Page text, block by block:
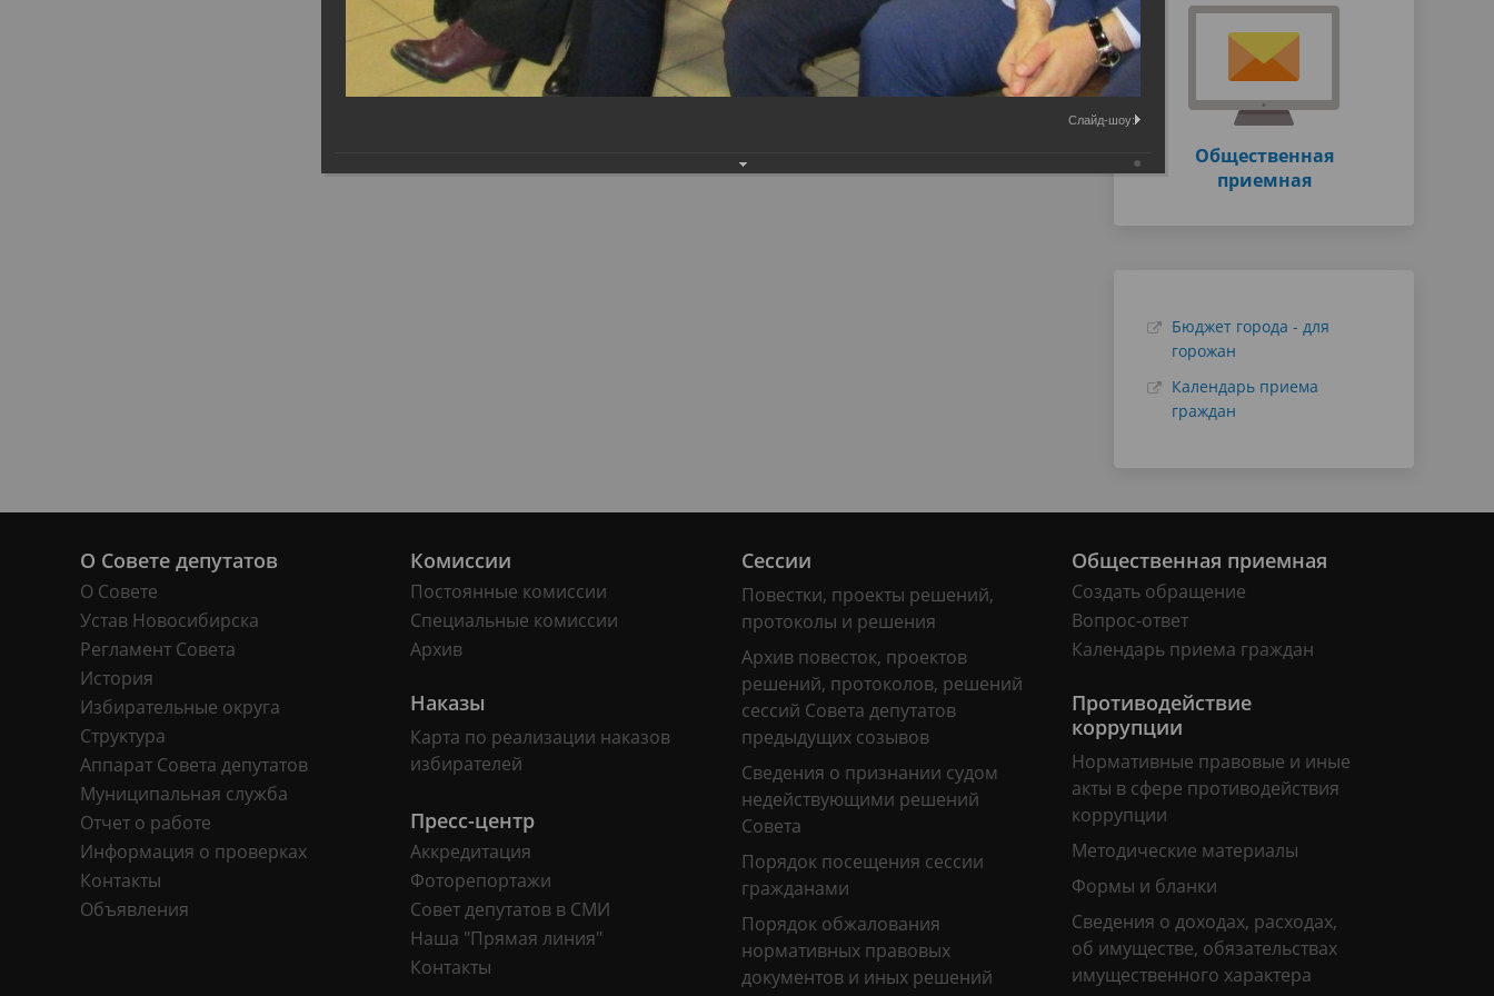
Общественная
приемная
Бюджет города - для
горожан
Календарь приема
граждан
О Совете депутатов
О Совете
Устав Новосибирска
Регламент Совета
История
Избирательные округа
Структура
Аппарат Совета депутатов
Муниципальная служба
Отчет о работе
Информация о проверках
Контакты
Объявления
Комиссии
Постоянные комиссии
Специальные комиссии
Архив
Сессии
Повестки, проекты решений,
протоколы и решения
Архив повесток, проектов
решений, протоколов, решений
сессий Совета депутатов
предыдущих созывов
Сведения о признании судом
недействующими решений
Совета
Порядок посещения сессии
гражданами
Порядок обжалования
нормативных правовых
документов и иных решений
Общественная приемная
Создать обращение
Вопрос-ответ
Календарь приема граждан
Наказы
Карта по реализации наказов
избирателей
Противодействие
коррупции
Нормативные правовые и иные
акты в сфере противодействия
коррупции
Методические материалы
Формы и бланки
Сведения о доходах, расходах,
об имуществе, обязательствах
имущественного характера
Пресс-центр
Аккредитация
Фоторепортажи
Совет депутатов в СМИ
Наша "Прямая линия"
Контакты
Слайд-шоу: